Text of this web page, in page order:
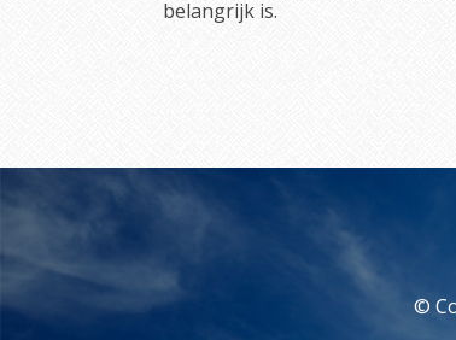
belangrijk is.
©